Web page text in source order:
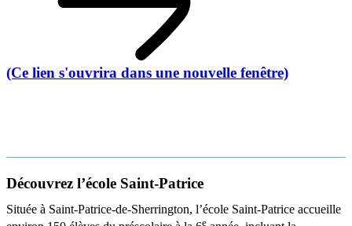
(Ce lien s'ouvrira dans une nouvelle fenêtre)
Découvrez l’école Saint-Patrice
Située à Saint-Patrice-de-Sherrington, l’école Saint-Patrice accueille
e